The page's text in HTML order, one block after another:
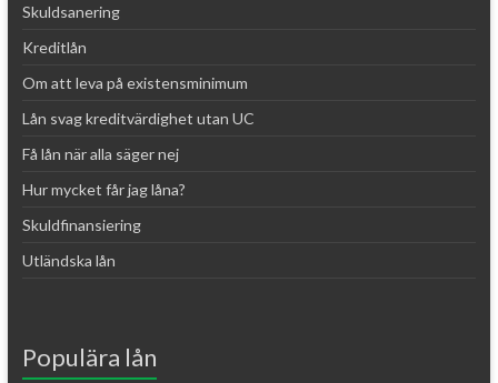
Skuldsanering
Kreditlån
Om att leva på existensminimum
Lån svag kreditvärdighet utan UC
Få lån när alla säger nej
Hur mycket får jag låna?
Skuldfinansiering
Utländska lån
Populära lån